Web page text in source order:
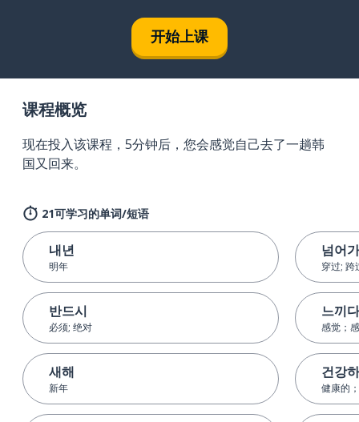
开始上课
课程概览
现在投入该课程，5分钟后，您会感觉自己去了一趟韩
国又回来。
21可学习的单词/短语
내년
明年
반드시
必须; 绝对
새해
新年
넘어
穿过; 跨
느끼다
感觉；
건강
健康的